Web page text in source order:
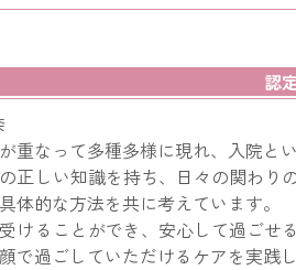
認
重なって多種多様に現れ、入院と
正しい知識を持ち、日々の関わ
体的な方法を共に考えています。
けることができ、安心して過ご
で過ごしていただけるケアを実践